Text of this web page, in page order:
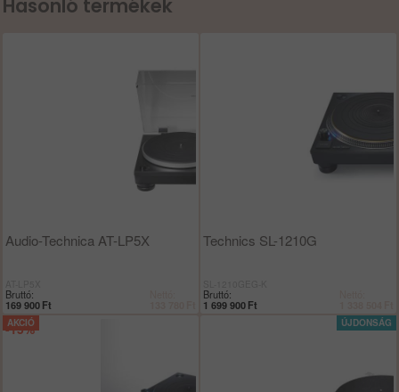
Hasonló termékek
Audio-Technica AT-LP5X
Bruttó:
169 900 Ft
Technics SL-1210G
Bruttó:
1 699 900 Ft
-15%